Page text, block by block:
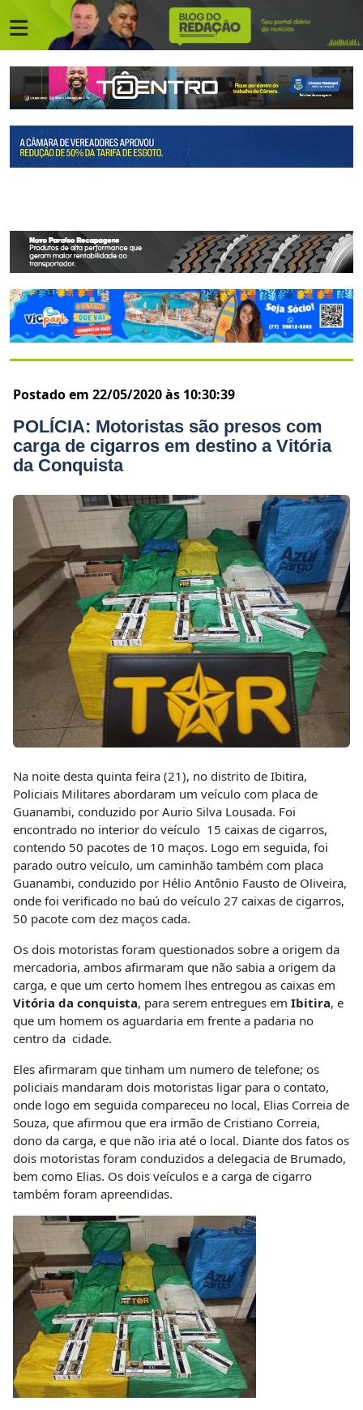
Postado em 22/05/2020 às 10:30:39
POLÍCIA: Motoristas são presos com
carga de cigarros em destino a Vitória
da Conquista
Na noite desta quinta feira (21), no distrito de Ibitira,
Policiais Militares abordaram um veículo com placa de
Guanambi, conduzido por Aurio Silva Lousada. Foi
encontrado no interior do veículo 15 caixas de cigarros,
contendo 50 pacotes de 10 maços. Logo em seguida, foi
parado outro veículo, um caminhão também com placa
Guanambi, conduzido por Hélio Antônio Fausto de Oliveira,
onde foi verificado no baú do veículo 27 caixas de cigarros,
50 pacote com dez maços cada.
Os dois motoristas foram questionados sobre a origem da
mercadoria, ambos afirmaram que não sabia a origem da
carga, e que um certo homem lhes entregou as caixas em
Vitória da conquista, para serem entregues em Ibitira, e
que um homem os aguardaria em frente a padaria no
centro da cidade.
Eles afirmaram que tinham um numero de telefone; os
policiais mandaram dois motoristas ligar para o contato,
onde logo em seguida compareceu no local, Elias Correia de
Souza, que afirmou que era irmão de Cristiano Correia,
dono da carga, e que não iria até o local. Diante dos fatos os
dois motoristas foram conduzidos a delegacia de Brumado,
bem como Elias. Os dois veículos e a carga de cigarro
também foram apreendidas.